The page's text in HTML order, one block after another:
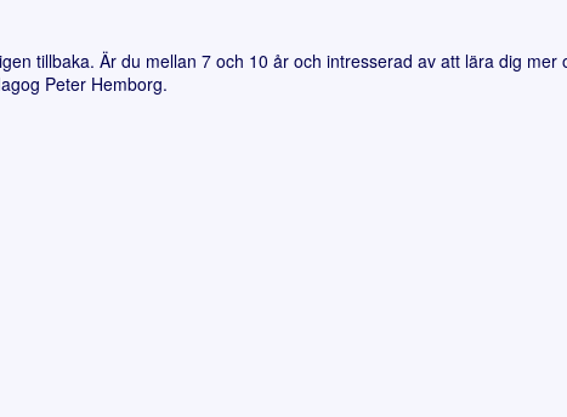
tillbaka. Är du mellan 7 och 10 år och intresserad av att lära dig
Peter Hemborg.